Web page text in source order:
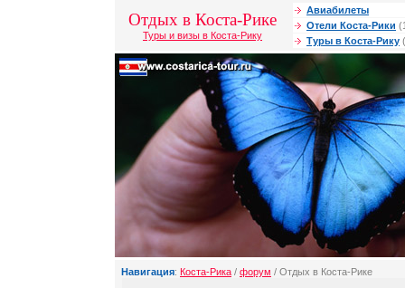
Отдых в Коста-Рике
Туры и визы в Коста-Рику
Авиабилеты
Отели Коста-Рики
Туры в Коста-Рику
Навигация: Коста-Рика / форум / Отдых в Коста-Рике